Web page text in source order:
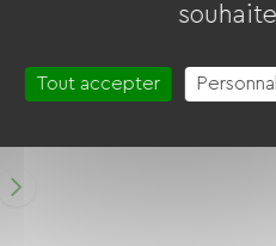
Privative De 35 M²
3 Personnes
35 M²
Tout accepter